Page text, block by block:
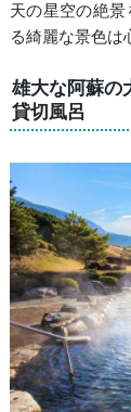
天の星空の絶
る綺麗な景色は
雄大な阿蘇の
貸切風呂